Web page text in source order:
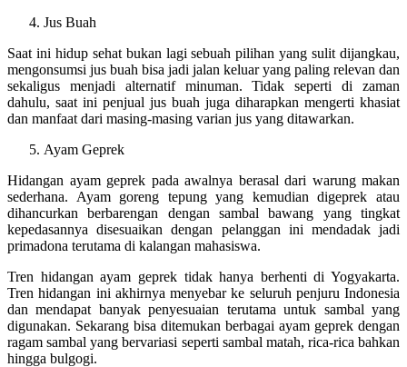
Jus Buah
Saat ini hidup sehat bukan lagi sebuah pilihan yang sulit dijangkau,
mengonsumsi jus buah bisa jadi jalan keluar yang paling relevan dan
sekaligus menjadi alternatif minuman. Tidak seperti di zaman
dahulu, saat ini penjual jus buah juga diharapkan mengerti khasiat
dan manfaat dari masing-masing varian jus yang ditawarkan.
Ayam Geprek
Hidangan ayam geprek pada awalnya berasal dari warung makan
sederhana. Ayam goreng tepung yang kemudian digeprek atau
dihancurkan berbarengan dengan sambal bawang yang tingkat
kepedasannya disesuaikan dengan pelanggan ini mendadak jadi
primadona terutama di kalangan mahasiswa.
Tren hidangan ayam geprek tidak hanya berhenti di Yogyakarta.
Tren hidangan ini akhirnya menyebar ke seluruh penjuru Indonesia
dan mendapat banyak penyesuaian terutama untuk sambal yang
digunakan. Sekarang bisa ditemukan berbagai ayam geprek dengan
ragam sambal yang bervariasi seperti sambal matah, rica-rica bahkan
hingga bulgogi.